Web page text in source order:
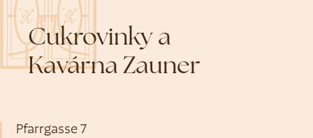
Cukrovinky a
Kavárna Zauner
Pfarrgasse 7